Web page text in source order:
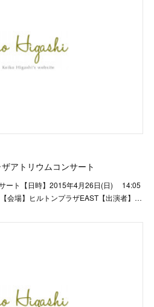
アトリウムコンサート
ート【日時】2015年4月26日(日) 14:05
会場】ヒルトンプラザEAST【出演者】…